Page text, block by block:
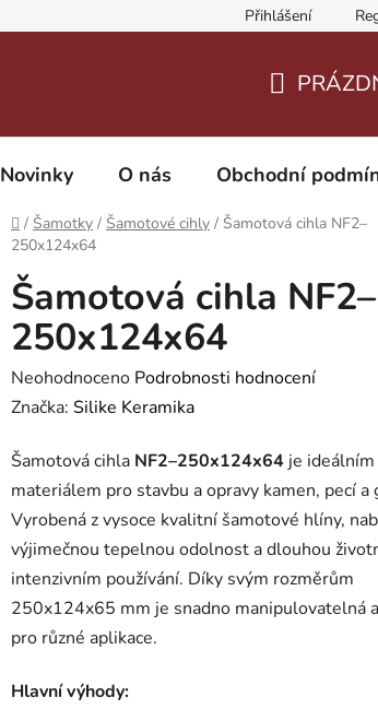
Přihlášení
KOŠÍK
Novinky O nás Obchodní
Domů
/ Šamotky / Šamotové cihly / Šamotová cihla NF2–
250x124x64
Šamotová cihla NF2–
250x124x64
Průměrné
hodnocení
je
0,0
z
5
hvězdiček.
Neohodnoceno Podrobnosti hodnocení
Značka: Silike Keramika
Šamotová cihla NF2–250x124x64 je ideálním
materiálem pro stavbu a opravy kamen, pecí a
Vyrobená z vysoce kvalitní šamotové hlíny,
výjimečnou tepelnou odolnost a dlouhou
intenzivním používání. Díky svým rozměrům
250x124x65 mm je snadno manipulovatelná
pro různé aplikace.
Hlavní výhody: